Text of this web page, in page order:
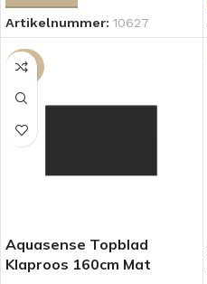
Artikelnummer: 10627
-54%
Aquasense Topblad
Klaproos 160cm Mat